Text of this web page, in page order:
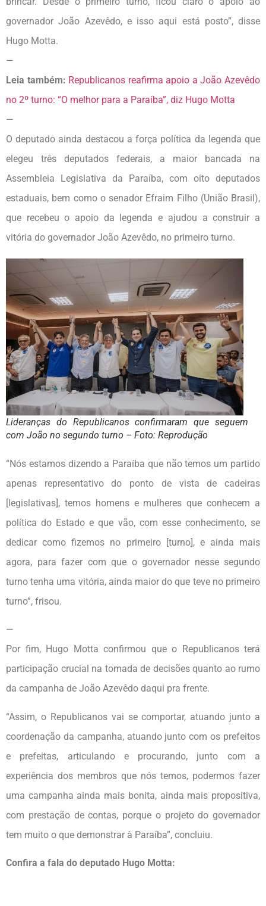
governador João Azevêdo, e isso aqui está posto”, disse
Hugo Motta.
—
Leia também: Republicanos reafirma apoio a João Azevêdo
no 2º turno: “O melhor para a Paraíba”, diz Hugo Motta
—
O deputado ainda destacou a força política da legenda que
elegeu três deputados federais, a maior bancada na
Assembleia Legislativa da Paraíba, com oito deputados
estaduais, bem como o senador Efraim Filho (União Brasil),
que recebeu o apoio da legenda e ajudou a construir a
vitória do governador João Azevêdo, no primeiro turno.
Lideranças do Republicanos confirmaram que seguem
com João no segundo turno – Foto: Reprodução
“Nós estamos dizendo a Paraíba que não temos um partido
apenas representativo do ponto de vista de cadeiras
[legislativas], temos homens e mulheres que conhecem a
política do Estado e que vão, com esse conhecimento, se
dedicar como fizemos no primeiro [turno], e ainda mais
agora, para fazer com que o governador nesse segundo
turno tenha uma vitória, ainda maior do que teve no primeiro
turno”, frisou.
—
Por fim, Hugo Motta confirmou que o Republicanos terá
participação crucial na tomada de decisões quanto ao rumo
da campanha de João Azevêdo daqui pra frente.
“Assim, o Republicanos vai se comportar, atuando junto a
coordenação da campanha, atuando junto com os prefeitos
e prefeitas, articulando e procurando, junto com a
experiência dos membros que nós temos, podermos fazer
uma campanha ainda mais bonita, ainda mais propositiva,
com prestação de contas, porque o projeto do governador
tem muito o que demonstrar à Paraíba”, concluiu.
Confira a fala do deputado Hugo Motta: